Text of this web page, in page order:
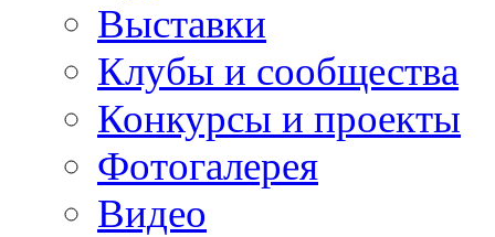
Выставки
Клубы и сообщества
Конкурсы и проекты
Фотогалерея
Видео